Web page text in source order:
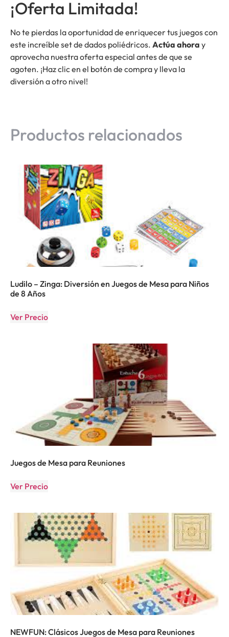
¡Oferta Limitada!
No te pierdas la oportunidad de enriquecer tus juegos con
este increíble set de dados poliédricos. Actúa ahora y
aprovecha nuestra oferta especial antes de que se
agoten. ¡Haz clic en el botón de compra y lleva la
diversión a otro nivel!
Productos relacionados
Ludilo – Zinga: Diversión en Juegos de Mesa para Niños
de 8 Años
Ver Precio
Juegos de Mesa para Reuniones
Ver Precio
NEWFUN: Clásicos Juegos de Mesa para Reuniones